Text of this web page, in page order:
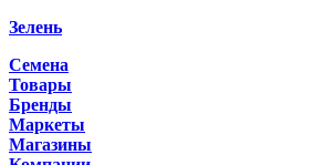
Зелень
Семена
Товары
Бренды
Маркеты
Магазины